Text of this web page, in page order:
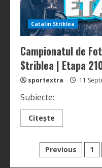
Catalin Striblea
Campionatul de
Striblea | Etapa
sportextra 11
Subiecte:
Citește
more
de
Fotbal
Vorbit
Posts
Previous 1